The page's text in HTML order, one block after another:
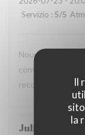
Il
la
Servizio : 5/5
Nouvelle
convaincant :
recommande
Julien